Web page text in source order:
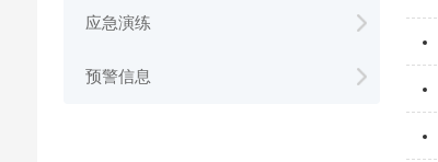
应急演练
预警信息